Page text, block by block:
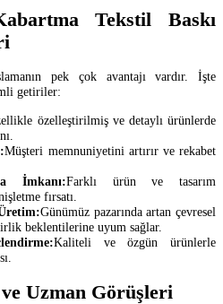
Tekstil Baskı
pek çok avantajı vardır. İşte
getiriler:
özelleştirilmiş ve detaylı ürünlerde
Müşteri memnuniyetini artırır ve rekabet
İmkanı:Farklı ürün ve tasarım
fırsatı.
Günümüz pazarında artan çevresel
beklentilerine uyum sağlar.
Kaliteli ve özgün ürünlerle
Uzman Görüşleri